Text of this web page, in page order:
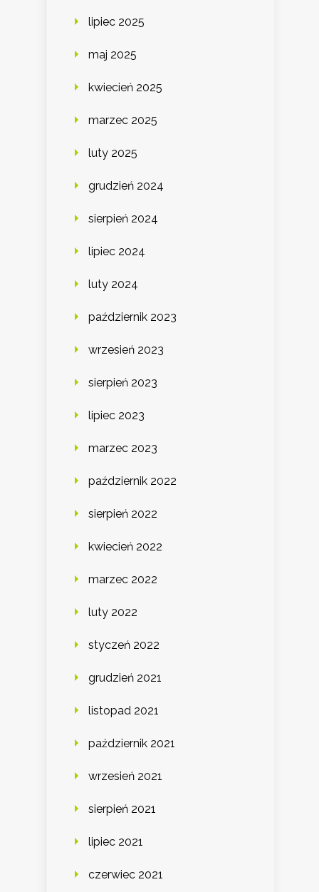
lipiec 2025
maj 2025
kwiecień 2025
marzec 2025
luty 2025
grudzień 2024
sierpień 2024
lipiec 2024
luty 2024
październik 2023
wrzesień 2023
sierpień 2023
lipiec 2023
marzec 2023
październik 2022
sierpień 2022
kwiecień 2022
marzec 2022
luty 2022
styczeń 2022
grudzień 2021
listopad 2021
październik 2021
wrzesień 2021
sierpień 2021
lipiec 2021
czerwiec 2021